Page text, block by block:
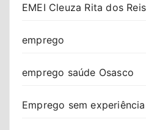
EMEI Cleuza Rita dos Reis
emprego
emprego saúde Osasco
Emprego sem experiência